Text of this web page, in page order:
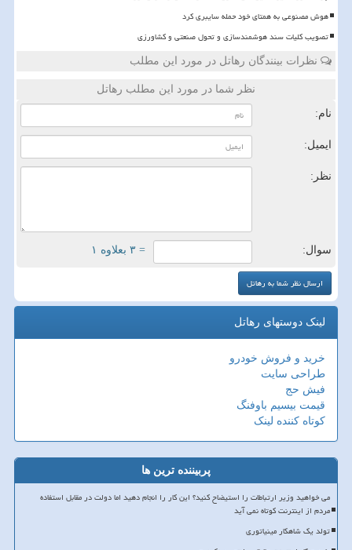
هوش مصنوعی به همتای خود حمله سایبری کرد
تصویب کلیات سند هوشمندسازی و تحول صنعتی و کشاورزی
نظرات بینندگان رهاتل در مورد این مطلب
نظر شما در مورد این مطلب رهاتل
نام:
ایمیل:
نظر:
سوال: = ۳ بعلاوه ۱
لینک دوستهای رهاتل
خرید و فروش خودرو
طراحی سایت
فیش حج
قیمت بیسیم باوفنگ
کوتاه کننده لینک
پربیننده ترین ها
می خواهید وزیر ارتباطات را استیضاح کنید؟ این کار را انجام دهید اما دولت در مقابل استفاده
مردم از اینترنت کوتاه نمی آید
تولد یک شاهکار مینیاتوری